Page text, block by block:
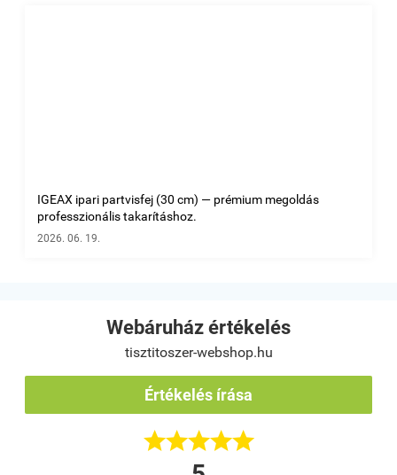
IGEAX ipari partvisfej (30 cm) — prémium megoldás
professzionális takarításhoz.
2026. 06. 19.
Webáruház értékelés
tisztitoszer-webshop.hu
Értékelés írása
